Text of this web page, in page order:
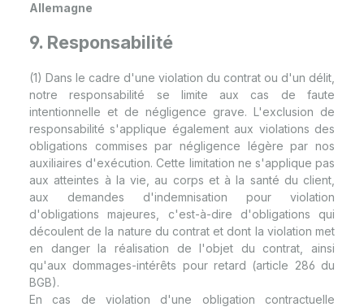
Allemagne
9. Responsabilité
(1) Dans le cadre d'une violation du contrat ou d'un délit,
notre responsabilité se limite aux cas de faute
intentionnelle et de négligence grave. L'exclusion de
responsabilité s'applique également aux violations des
obligations commises par négligence légère par nos
auxiliaires d'exécution. Cette limitation ne s'applique pas
aux atteintes à la vie, au corps et à la santé du client,
aux demandes d'indemnisation pour violation
d'obligations majeures, c'est-à-dire d'obligations qui
découlent de la nature du contrat et dont la violation met
en danger la réalisation de l'objet du contrat, ainsi
qu'aux dommages-intérêts pour retard (article 286 du
BGB).
En cas de violation d'une obligation contractuelle